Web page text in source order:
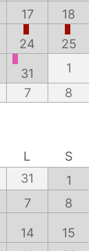
17 18
24 25
31
1
7 8
L
S
31
1
7 8
14
15